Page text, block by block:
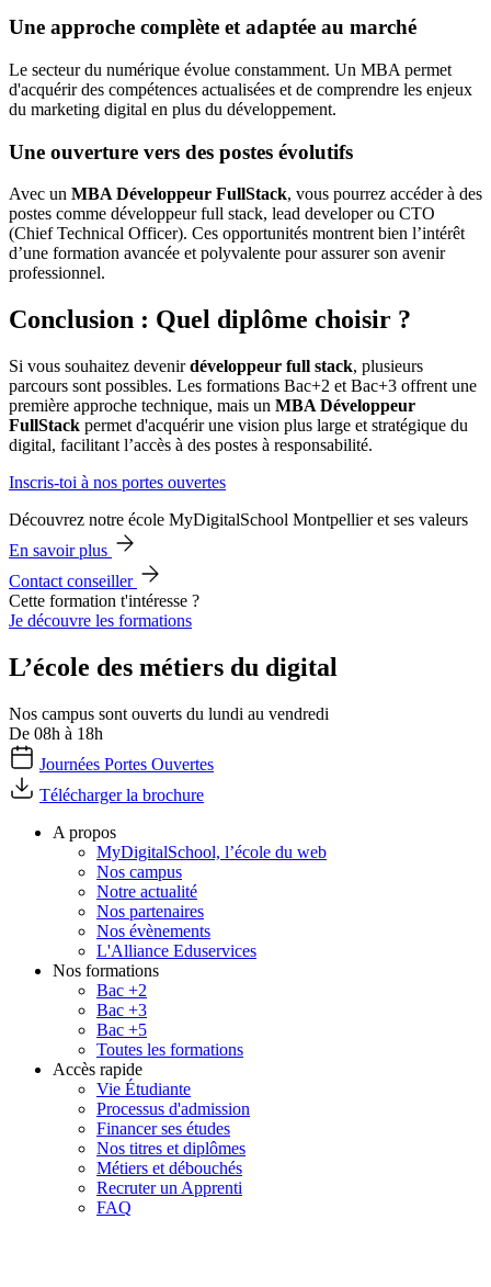
Une approche complète et adaptée au marché
Le secteur du numérique évolue constamment. Un MBA permet
d'acquérir des compétences actualisées et de comprendre les enjeux
du marketing digital en plus du développement.
Une ouverture vers des postes évolutifs
Avec un MBA Développeur FullStack, vous pourrez accéder à des
postes comme développeur full stack, lead developer ou CTO
(Chief Technical Officer). Ces opportunités montrent bien l’intérêt
d’une formation avancée et polyvalente pour assurer son avenir
professionnel.
Conclusion : Quel diplôme choisir ?
Si vous souhaitez devenirdéveloppeur full stack, plusieurs
parcours sont possibles. Les formations Bac+2 et Bac+3 offrent une
première approche technique, mais un MBA Développeur
FullStack permet d'acquérir une vision plus large et stratégique du
digital, facilitant l’accès à des postes à responsabilité.
Inscris-toi à nos portes ouvertes
Découvrez notre école MyDigitalSchool Montpellier et ses valeurs
En savoir plus
Contact conseiller
Cette formation t'intéresse ?
Je découvre les formations
L’école des métiers du digital
Nos campus sont ouverts du lundi au vendredi
De 08h à 18h
Journées Portes Ouvertes
Télécharger la brochure
A propos
MyDigitalSchool, l’école du web
Nos campus
Notre actualité
Nos partenaires
Nos évènements
L'Alliance Eduservices
Nos formations
Bac +2
Bac +3
Bac +5
Toutes les formations
Accès rapide
Vie Étudiante
Processus d'admission
Financer ses études
Nos titres et diplômes
Métiers et débouchés
Recruter un Apprenti
FAQ